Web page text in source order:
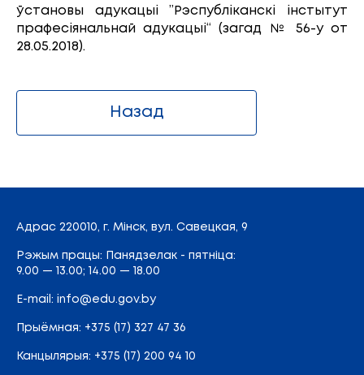
ўстановы адукацыі ”Рэспубліканскі інстытут
прафесіянальнай адукацыі“ (загад № 56-у от
28.05.2018).
Назад
Адрас 220010, г. Мінск, вул. Савецкая, 9
Рэжым працы: Панядзелак - пятніца:
9.00 — 13.00; 14.00 — 18.00
E-mail: info@edu.gov.by
Прыёмная: +375 (17) 327 47 36
Канцылярыя: +375 (17) 200 94 10